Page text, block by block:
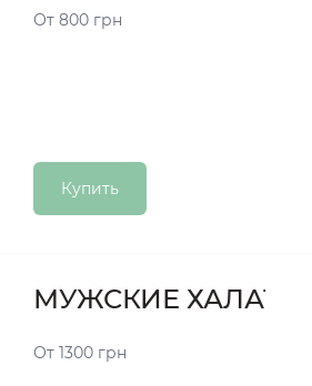
От 800 грн
Купить
МУЖСКИЕ ХАЛАТЫ
От 1300 грн